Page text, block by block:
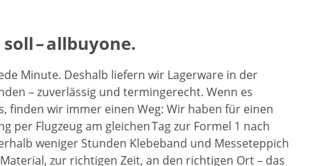
– allbuyone.
Minute. Deshalb liefern wir Lagerware in der
– zuverlässig und termingerecht. Wenn es
finden wir immer einen Weg: Wir haben für einen
per Flugzeug am gleichen Tag zur Formel 1 nach
weniger Stunden Klebeband und Messeteppich
zur richtigen Zeit, an den richtigen Ort – das